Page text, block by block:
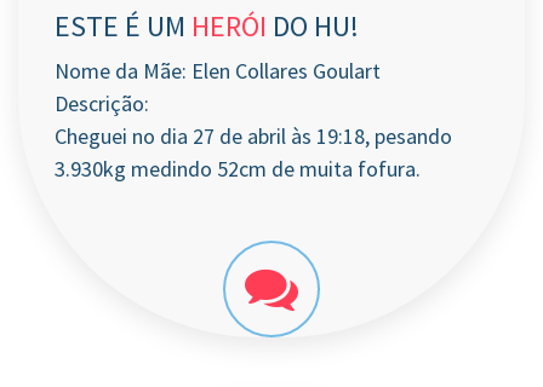
ESTE É UM HERÓI DO HU!
Nome da Mãe: Elen Collares Goulart
Descrição:
Cheguei no dia 27 de abril às 19:18, pesando
3.930kg medindo 52cm de muita fofura.